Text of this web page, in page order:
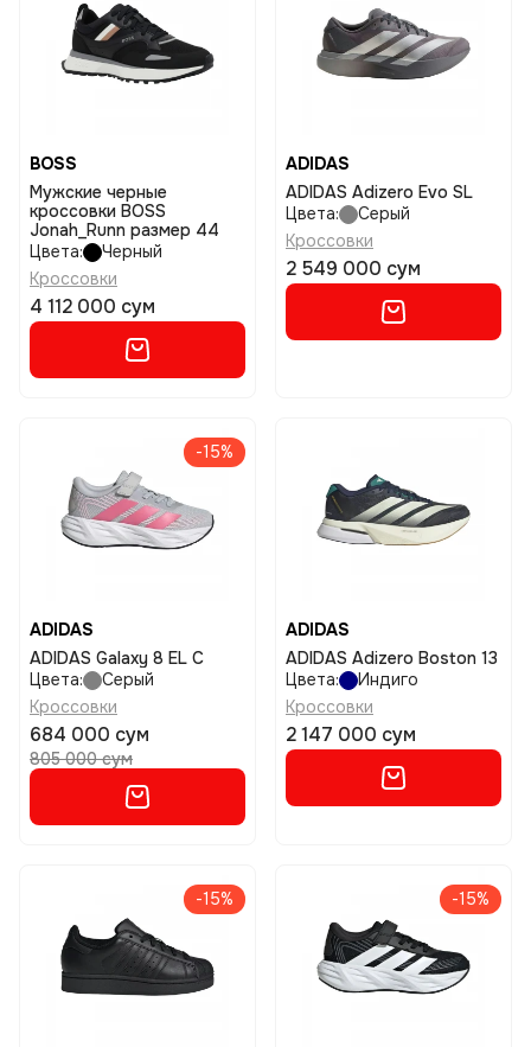
BOSS
Мужские черные
кроссовки BOSS
Jonah_Runn размер 44
Цвета:
Черный
Кроссовки
4 112 000 сум
ADIDAS
ADIDAS Adizero Evo SL
Цвета:
Серый
Кроссовки
2 549 000 сум
-15%
ADIDAS
ADIDAS Galaxy 8 EL C
Цвета:
Серый
Кроссовки
684 000 сум
805 000 сум
ADIDAS
ADIDAS Adizero Boston 13
Цвета:
Индиго
Кроссовки
2 147 000 сум
-15% -15%